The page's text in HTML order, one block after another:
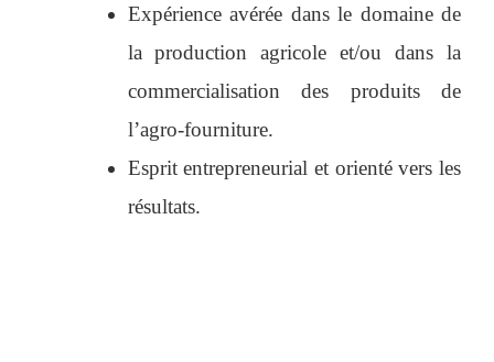
Expérience avérée dans le domaine de
la production agricole et/ou dans la
commercialisation des produits de
l’agro-fourniture.
Esprit entrepreneurial et orienté vers les
résultats.